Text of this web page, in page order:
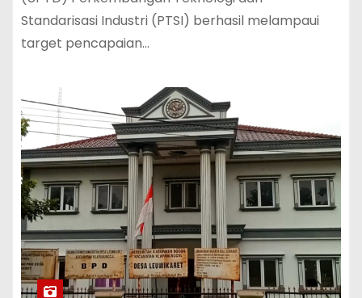
Standarisasi Industri (PTSI) berhasil melampaui
target pencapaian…